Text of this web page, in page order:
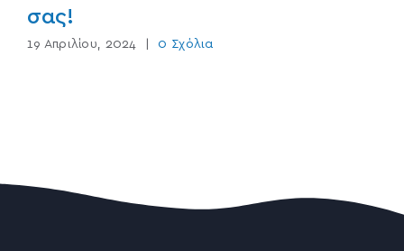
σας!
19 Απριλίου, 2024 0 Σχόλια